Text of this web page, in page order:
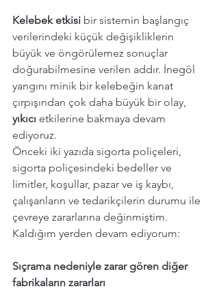
Kelebek etkisi bir sistemin başlangıç
verilerindeki küçük değişikliklerin
büyük ve öngörülemez sonuçlar
doğurabilmesine verilen addır. İnegöl
yangını minik bir kelebeğin kanat
çırpışından çok daha büyük bir olay,
yıkıcı etkilerine bakmaya devam
ediyoruz.
Önceki iki yazıda sigorta poliçeleri,
sigorta poliçesindeki bedeller ve
limitler, koşullar, pazar ve iş kaybı,
çalışanların ve tedarikçilerin durumu ile
çevreye zararlarına değinmiştim.
Kaldığım yerden devam ediyorum:
Sıçrama nedeniyle zarar gören diğer
fabrikaların zararları